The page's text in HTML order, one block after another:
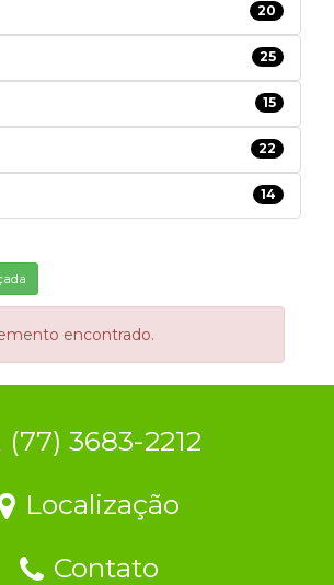
20
25
15
22
14
encontrado.
(77) 3683-2212
Localização
Contato